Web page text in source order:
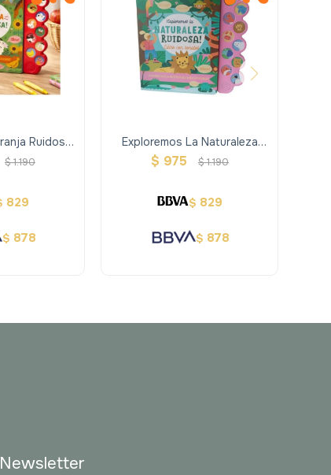
Ruidosa
$1.190
829
$ 878
Exploremos La Naturaleza
Ruidosa 10 Sonidos
$ 975 $1.190
$ 829
$ 878
Newsletter